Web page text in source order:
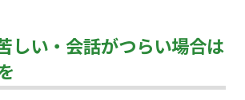
しい・会話がつらい場合は